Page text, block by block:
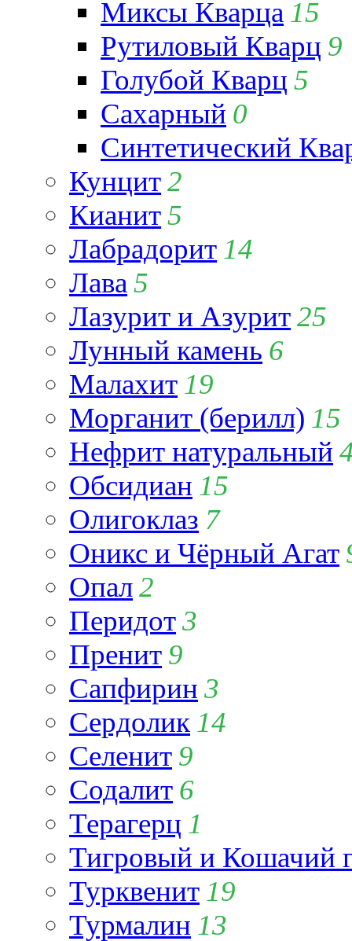
Миксы Кварца 15
Рутиловый Кварц 9
Голубой Кварц 5
Сахарный 0
Синтетический
Кунцит2
Кианит5
Лабрадорит 14
Лава 5
Лазурит и Азурит25
Лунный камень 6
Малахит 19
Морганит (берилл) 15
Нефрит натуральный
Обсидиан 15
Олигоклаз 7
Оникс и Чёрный Агат
Опал2
Перидот3
Пренит 9
Сапфирин 3
Сердолик 14
Селенит 9
Содалит 6
Терагерц 1
Тигровый и Кошачий
Турквенит 19
Турмалин 13